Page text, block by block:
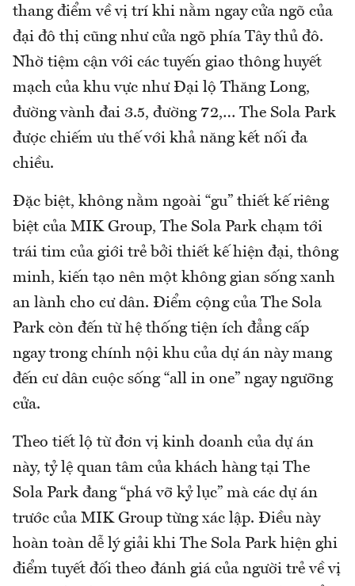
thang điểm về vị trí khi nằm ngay cửa ngõ của
đại đô thị cũng như cửa ngõ phía Tây thủ đô.
Nhờ tiệm cận với các tuyến giao thông huyết
mạch của khu vực như Đại lộ Thăng Long,
đường vành đai 3.5, đường 72,… The Sola Park
được chiếm ưu thế với khả năng kết nối đa
chiều.
Đặc biệt, không nằm ngoài “gu” thiết kế riêng
biệt của MIK Group, The Sola Park chạm tới
trái tim của giới trẻ bởi thiết kế hiện đại, thông
minh, kiến tạo nên một không gian sống xanh
an lành cho cư dân. Điểm cộng của The Sola
Park còn đến từ hệ thống tiện ích đẳng cấp
ngay trong chính nội khu của dự án này mang
đến cư dân cuộc sống “all in one” ngay ngưỡng
cửa.
Theo tiết lộ từ đơn vị kinh doanh của dự án
này, tỷ lệ quan tâm của khách hàng tại The
Sola Park đang “phá vỡ kỷ lục” mà các dự án
trước của MIK Group từng xác lập. Điều này
hoàn toàn dễ lý giải khi The Sola Park hiện ghi
điểm tuyết đối theo đánh giá của người trẻ về vị